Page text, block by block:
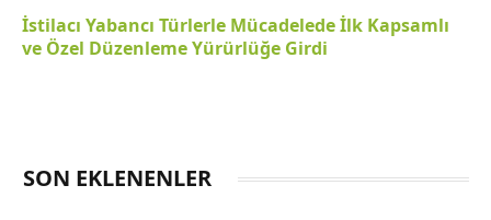
İstilacı Yabancı Türlerle Mücadelede İlk Kapsamlı
ve Özel Düzenleme Yürürlüğe Girdi
SON EKLENENLER